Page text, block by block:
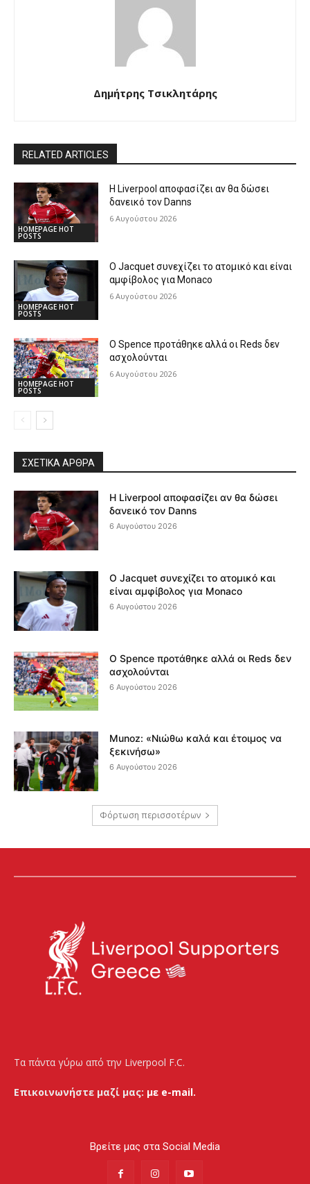
Δημήτρης Τσικλητάρης
RELATED ARTICLES
HOMEPAGE HOT
POSTS
Η Liverpool αποφασίζει αν θα δώσει
δανεικό τον Danns
6 Αυγούστου 2026
HOMEPAGE HOT
POSTS
Ο Jacquet συνεχίζει το ατομικό και είναι
αμφίβολος για Monaco
6 Αυγούστου 2026
HOMEPAGE HOT
POSTS
Ο Spence προτάθηκε αλλά οι Reds δεν
ασχολούνται
6 Αυγούστου 2026
ΣΧΕΤΙΚΆ ΆΡΘΡΑ
Η Liverpool αποφασίζει αν θα δώσει
δανεικό τον Danns
6 Αυγούστου 2026
Ο Jacquet συνεχίζει το ατομικό και
είναι αμφίβολος για Monaco
6 Αυγούστου 2026
Ο Spence προτάθηκε αλλά οι Reds δεν
ασχολούνται
6 Αυγούστου 2026
Munoz: «Νιώθω καλά και έτοιμος να
ξεκινήσω»
6 Αυγούστου 2026
Φόρτωση περισσοτέρων
Τα πάντα γύρω από την Liverpool F.C.
Επικοινωνήστε μαζί μας: με e-mail.
Βρείτε μας στα Social Media